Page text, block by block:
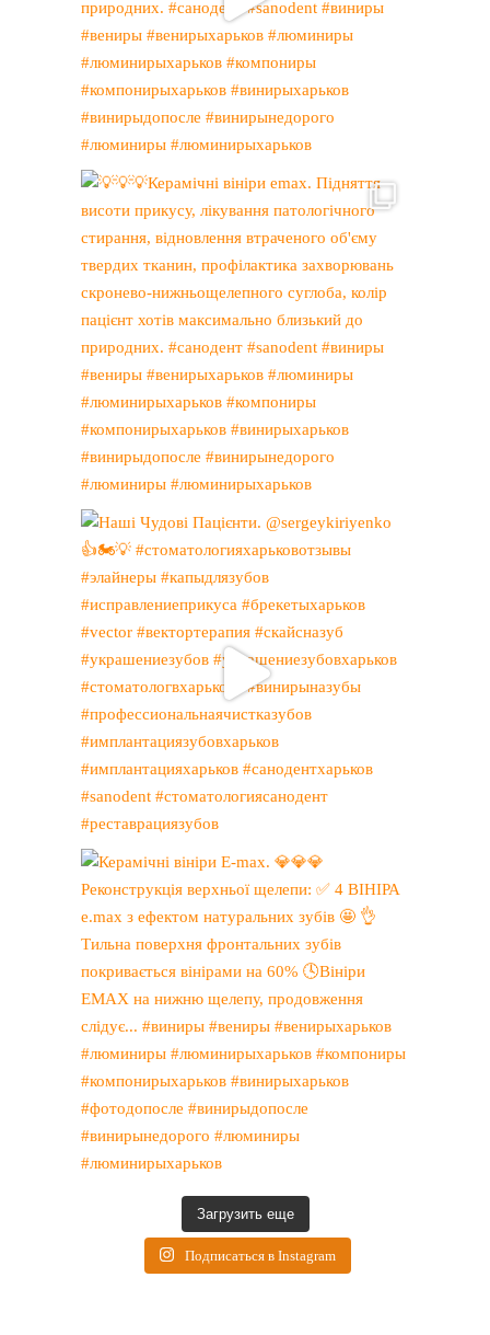
Загрузить еще
Подписаться в Instagram